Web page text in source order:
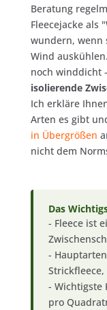
Beratung
Fleecejacke als
wundern, wenn
Wind
noch winddicht
isolierende
Ich erkläre
Arten es gibt
in Übergrößen
nicht dem
Das
- Fleece ist
-
Strickfleece,
-
pro